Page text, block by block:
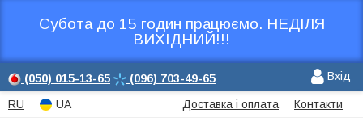
Субота до 15 годин працюємо. НЕДІЛЯ
ВИХІДНИЙ!!!
(050) 015-13-65 (096) 703-49-65 Вхід
RU UA Доставка і оплата Контакти